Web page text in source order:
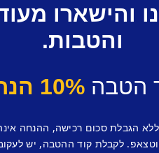
והישארו
והטבות.
הטבה 10% הנחה לרכישה ראשונה.
הגבלת סכום רכישה, ההנחה
לקבלת קוד ההטבה, יש